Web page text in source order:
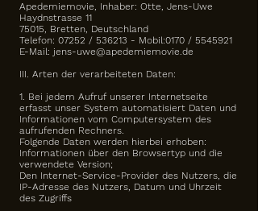
Apedemiemovie, Inhaber: Otte, Jens-Uwe
Haydnstrasse 11
75015, Bretten, Deutschland
Telefon: 07252 / 536213 - Mobil:0170 / 5545921
E-Mail: jens-uwe@apedemiemovie.de
III. Arten der verarbeiteten Daten:
1. Bei jedem Aufruf unserer Internetseite
erfasst unser System automatisiert Daten und
Informationen vom Computersystem des
aufrufenden Rechners.
Folgende Daten werden hierbei erhoben:
Informationen über den Browsertyp und die
verwendete Version;
Den Internet-Service-Provider des Nutzers, die
IP-Adresse des Nutzers, Datum und Uhrzeit
des Zugriffs